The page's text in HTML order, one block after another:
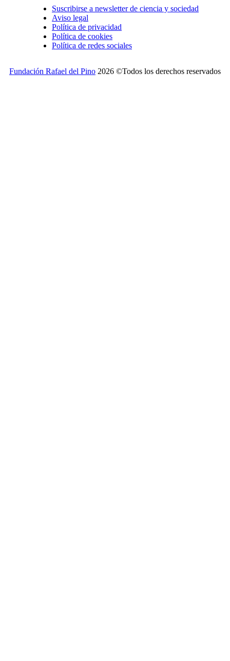
Suscribirse a newsletter de ciencia y sociedad
Aviso legal
Política de privacidad
Política de cookies
Política de redes sociales
Fundación Rafael del Pino 2026 ©Todos los derechos reservados